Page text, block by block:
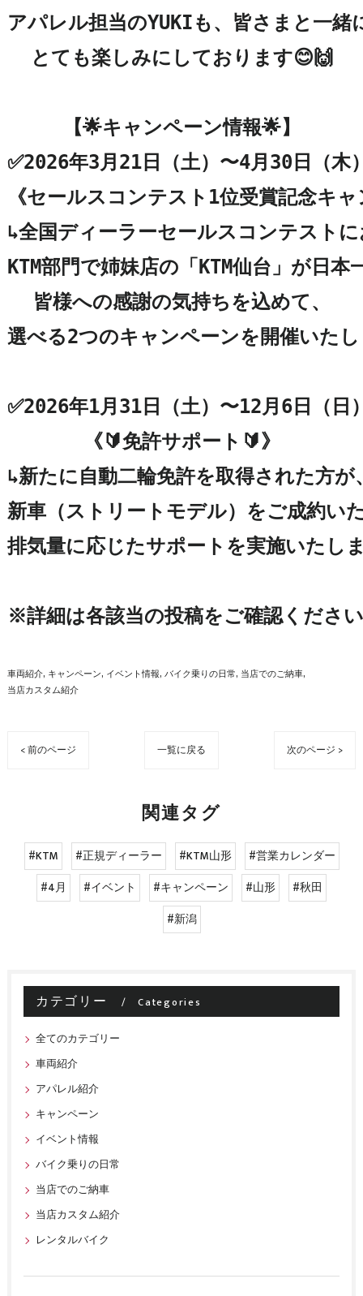
アパレル担当のYUKIも、皆さまと一緒
とても楽しみにしております😊🙌
【🌟キャンペーン情報🌟】
✅2026年3月21日（土）〜4月30日（木
《セールスコンテスト1位受賞記念キ
↳全国ディーラーセールスコンテスト
KTM部門で姉妹店の「KTM仙台」が日
皆様への感謝の気持ちを込めて、
選べる2つのキャンペーンを開催いたし
✅2026年1月31日（土）〜12月6日（日
《🔰免許サポート🔰》
↳新たに自動二輪免許を取得された方が
新車（ストリートモデル）をご成約い
排気量に応じたサポートを実施いたし
※詳細は各該当の投稿をご確認くださ
車両紹介 キャンペーン イベント情報 バイク乗りの日常 当店でのご納車
当店カスタム紹介
< 前のページ 一覧に戻る 次のページ >
関連タグ
#KTM #正規ディーラー #KTM山形
#営業カレンダー
#4月
#イベント #キャンペーン #山形
#秋田
#新潟
カテゴリー Categories
全てのカテゴリー
車両紹介
アパレル紹介
キャンペーン
イベント情報
バイク乗りの日常
当店でのご納車
当店カスタム紹介
レンタルバイク